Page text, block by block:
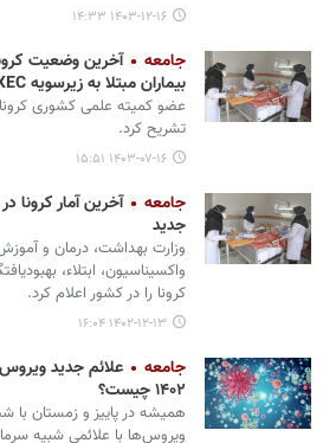
۱۴۰۳-۱۲-۱۶ ۱۴:۳۳
جامعه
آخرین وضعیت
بیماران مبتلا به زیرسویه XEC
عضو کمیته علمی کشوری کرونا
تشریح کرد.
۱۴۰۳-۰۷-۱۶ ۱۵:۵۱
جامعه
جدید
وزارت بهداشت، درمان و
واکسیناسیون، ابتلاء،
کرونا را در کشور اعلام کرد.
۱۴۰۲-۱۲-۱۳ ۱۶:۰۴
جامعه
علائم جدید ویروس
۱۴۰۲ چیست؟
همیشه در پاییز و زمستان با
ویروس‌ها با علائمی شبیه